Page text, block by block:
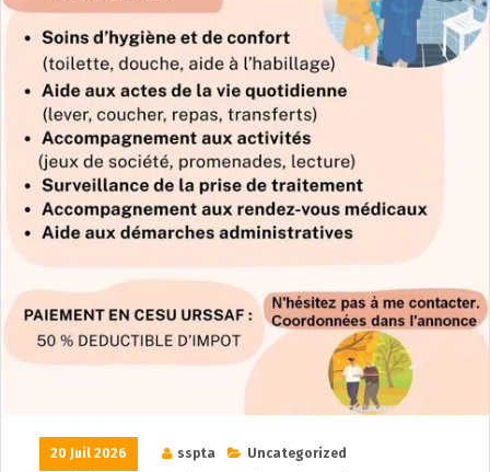
20 Juil 2026 sspta
Uncategorized